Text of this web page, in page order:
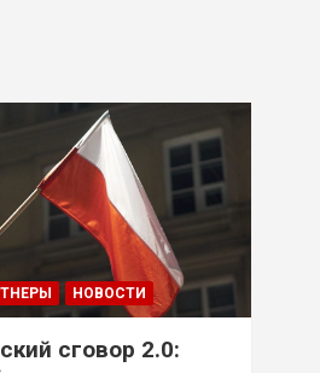
НОВОСТИ
сговор 2.0: